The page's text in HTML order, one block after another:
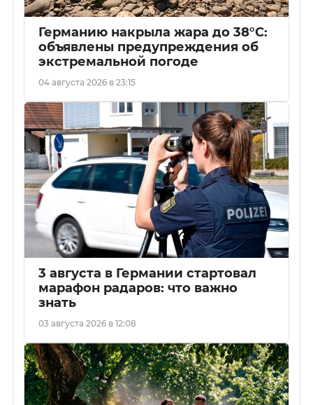
Германию накрыла жара до 38°C:
объявлены предупреждения об
экстремальной погоде
04 августа 2026 в 23:15
3 августа в Германии стартовал
марафон радаров: что важно
знать
03 августа 2026 в 12:08